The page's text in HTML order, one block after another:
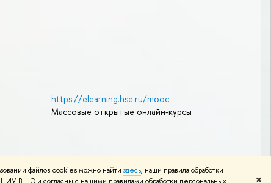
файлов cookies можно найти здесь, наши правила обработки
✖
https://elearning.hse.ru/mooc
Массовые открытые онлайн-курсы